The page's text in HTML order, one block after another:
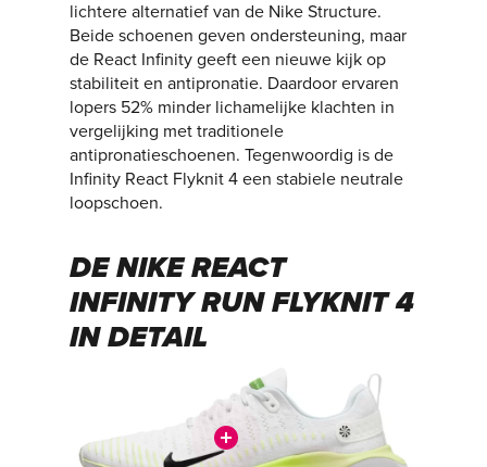
lichtere alternatief van de Nike Structure.
Beide schoenen geven ondersteuning, maar
de React Infinity geeft een nieuwe kijk op
stabiliteit en antipronatie. Daardoor ervaren
lopers 52% minder lichamelijke klachten in
vergelijking met traditionele
antipronatieschoenen. Tegenwoordig is de
Infinity React Flyknit 4 een stabiele neutrale
loopschoen.
DE NIKE REACT
INFINITY RUN FLYKNIT 4
IN DETAIL